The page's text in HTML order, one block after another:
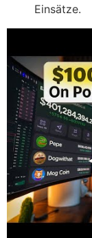
Einsätze.